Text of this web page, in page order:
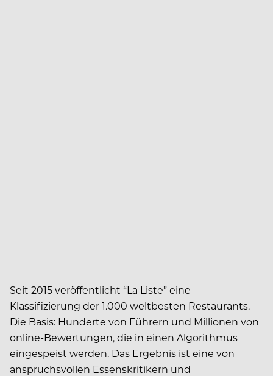
Seit 2015 veröffentlicht “La Liste” eine
Klassifizierung der 1.000 weltbesten Restaurants.
Die Basis: Hunderte von Führern und Millionen von
online-Bewertungen, die in einen Algorithmus
eingespeist werden. Das Ergebnis ist eine von
anspruchsvollen Essenskritikern und